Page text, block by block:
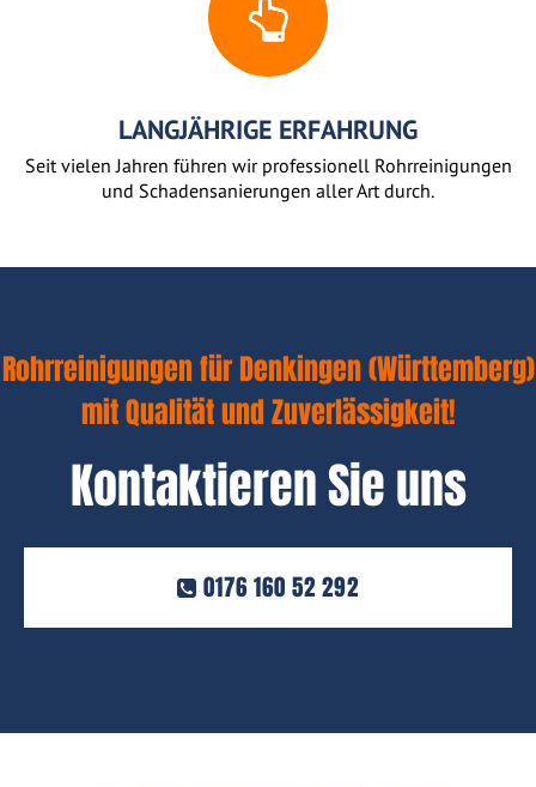
LANGJÄHRIGE ERFAHRUNG
Seit vielen Jahren führen wir professionell Rohrreinigungen
und Schadensanierungen aller Art durch.
Rohrreinigungen für Denkingen (Württemberg)
mit Qualität und Zuverlässigkeit!
Kontaktieren Sie uns
0176 160 52 292